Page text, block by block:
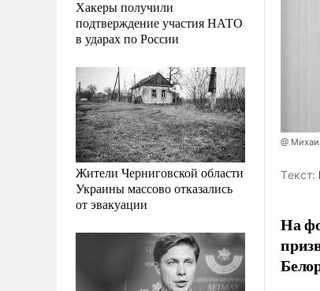
Хакеры получили
подтверждение участия НАТО
в ударах по России
Жители Черниговской области
Украины массово отказались
от эвакуации
@
Tекст:
На